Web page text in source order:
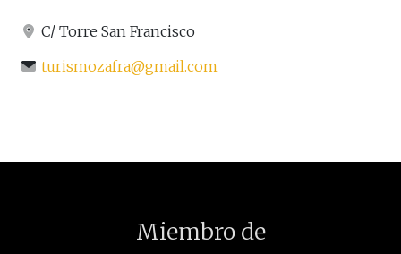
C/ Torre San Francisco
turismozafra@gmail.com
Miembro de